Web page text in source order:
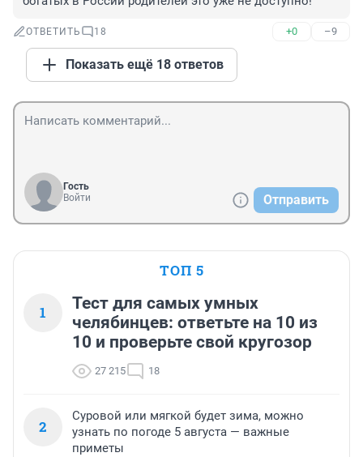
ОТВЕТИТЬ 18 +0 –9
Показать ещё 18 ответов
Гость
Войти
Отправить
ТОП 5
1
Тест для самых умных
челябинцев: ответьте на 10 из
10 и проверьте свой кругозор
27 215 18
2
Суровой или мягкой будет зима, можно
узнать по погоде 5 августа — важные
приметы